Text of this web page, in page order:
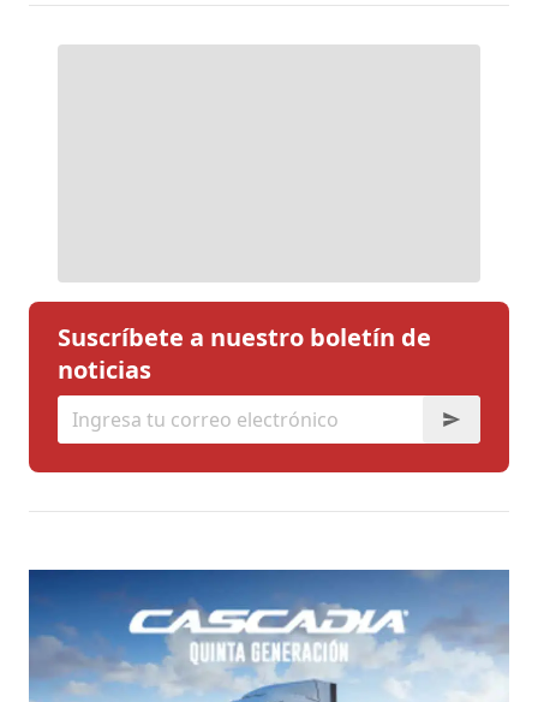
Suscríbete a nuestro boletín de
noticias